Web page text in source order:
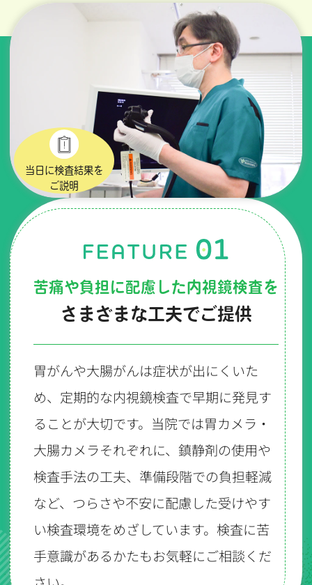
当日に検査結果を
ご説明
苦痛や負担に配慮した内視鏡検査を
さまざまな工夫でご提供
胃がんや大腸がんは症状が出にくいた
め、定期的な内視鏡検査で早期に発見す
ることが大切です。当院では胃カメラ・
大腸カメラそれぞれに、鎮静剤の使用や
検査手法の工夫、準備段階での負担軽減
など、つらさや不安に配慮した受けやす
い検査環境をめざしています。検査に苦
手意識があるかたもお気軽にご相談くだ